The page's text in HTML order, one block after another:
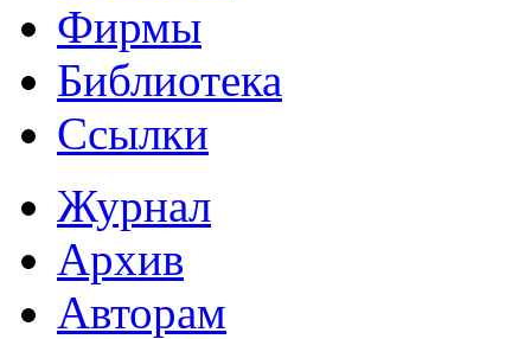
Фирмы
Библиотека
Ссылки
Журнал
Архив
Авторам